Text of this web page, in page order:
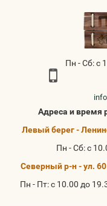
Пн - Сб: с
Адреса и время
Левый берег -
Пн - Сб: с
Северный р-н - ул.
Пн - Пт: с 10.00 до